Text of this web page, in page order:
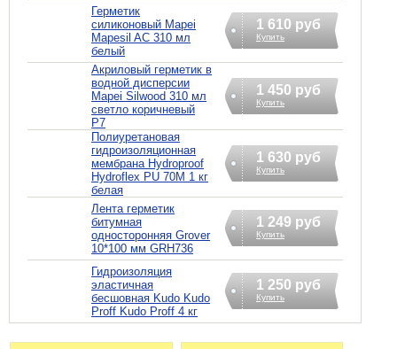
Герметик
силиконовый Mapei
Mapesil AC 310 мл
белый
1 610 руб
Купить
Акриловый герметик в
водной дисперсии
Mapei Silwood 310 мл
светло коричневый
P7
1 450 руб
Купить
Полиуретановая
гидроизоляционная
мембрана Hydroproof
Hydroflex PU 70M 1 кг
белая
1 630 руб
Купить
Лента герметик
битумная
односторонняя Grover
10*100 мм GRH736
1 249 руб
Купить
Гидроизоляция
эластичная
бесшовная Kudo Kudo
Proff Kudo Proff 4 кг
1 250 руб
Купить